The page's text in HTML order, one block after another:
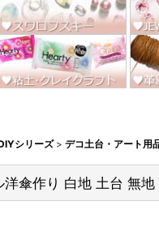
シリーズ > デコ土台・アート用
傘作り 白地 土台 無